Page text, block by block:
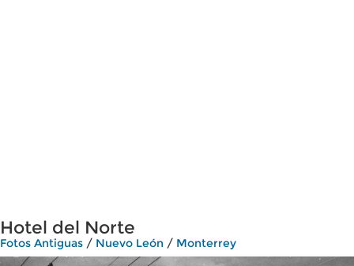
Hotel del Norte
Fotos Antiguas / Nuevo León / Monterrey